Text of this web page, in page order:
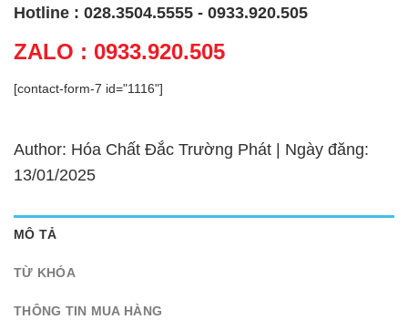
Hotline : 028.3504.5555 - 0933.920.505
ZALO : 0933.920.505
[contact-form-7 id="1116"]
Author: Hóa Chất Đắc Trường Phát | Ngày đăng:
13/01/2025
MÔ TẢ
TỪ KHÓA
THÔNG TIN MUA HÀNG